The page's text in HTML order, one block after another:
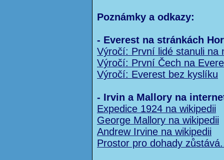
Poznámky a odkazy:
- Everest na stránkách
Výročí: První lidé stanuli na
Výročí: První Čech na
Výročí: Everest bez kyslíku
- Irvin a Mallory na
Expedice 1924 na wikipedii
George Mallory na wikipedii
Andrew Irvine na wikipedii
Prostor pro dohady